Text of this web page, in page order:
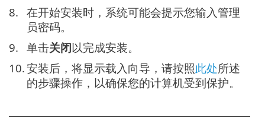
8. 在开始安装时，系统可能会提示您输入管理
员密码。
9. 单击关闭以完成安装。
10.安装后，将显示载入向导，请按照此处所述
的步骤操作，以确保您的计算机受到保护。